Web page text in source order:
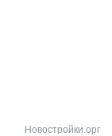
Новостройки.орг